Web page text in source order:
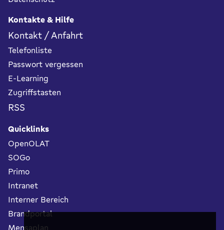
Kontakte & Hilfe
Kontakt / Anfahrt
Telefonliste
Passwort vergessen
E-Learning
Zugriffstasten
RSS
Quicklinks
OpenOLAT
SOGo
Primo
Intranet
Interner Bereich
Brandportal
Mensaplan